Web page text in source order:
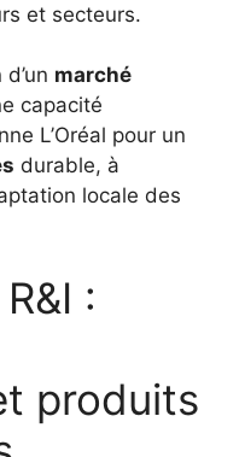
et secteurs.
marché
capacité
L’Oréal pour un
durable, à
locale des
:
produits